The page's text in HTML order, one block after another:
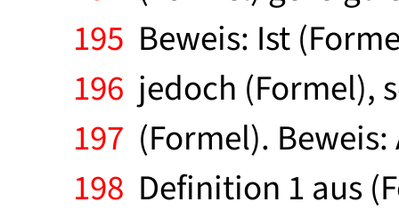
195 Beweis: Ist
196 jedoch (Formel),
197 (Formel).
198 Definition 1 aus